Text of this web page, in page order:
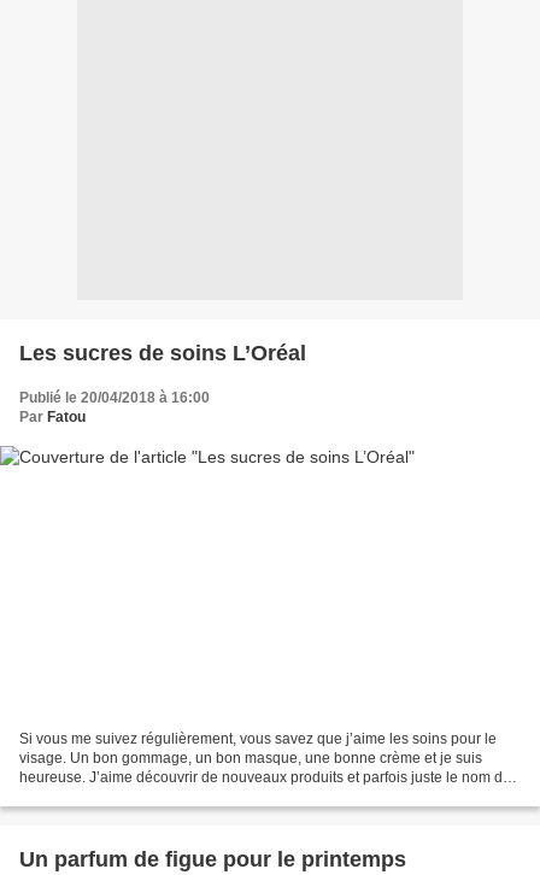
Les sucres de soins L’Oréal
Publié le 20/04/2018 à 16:00
Par Fatou
Si vous me suivez régulièrement, vous savez que j’aime les soins pour le
visage. Un bon gommage, un bon masque, une bonne crème et je suis
heureuse. J’aime découvrir de nouveaux produits et parfois juste le nom du
Un parfum de figue pour le printemps